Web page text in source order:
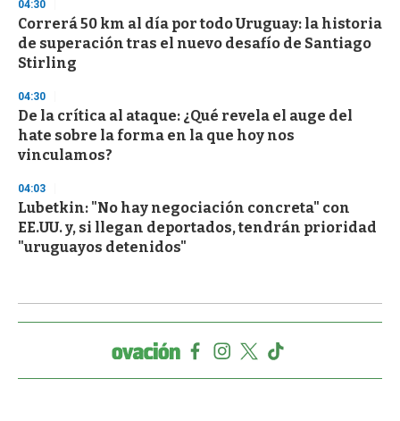
04:30
Correrá 50 km al día por todo Uruguay: la historia
de superación tras el nuevo desafío de Santiago
Stirling
04:30
De la crítica al ataque: ¿Qué revela el auge del
hate sobre la forma en la que hoy nos
vinculamos?
04:03
Lubetkin: "No hay negociación concreta" con
EE.UU. y, si llegan deportados, tendrán prioridad
"uruguayos detenidos"